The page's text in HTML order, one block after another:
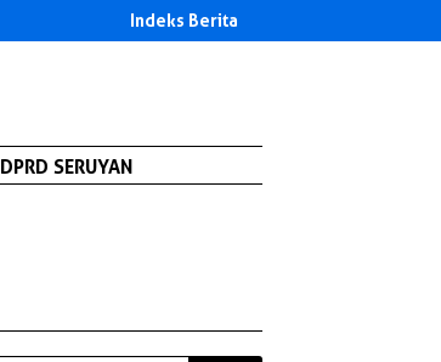
Indeks Berita
DPRD SERUYAN